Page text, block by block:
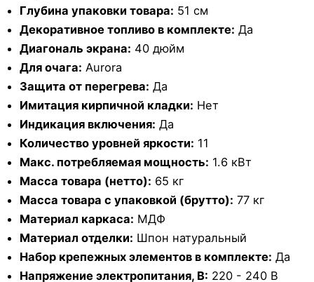
Глубина упаковки товара: 51 см
Декоративное топливо в комплекте: Да
Диагональ экрана: 40 дюйм
Для очага: Aurora
Защита от перегрева: Да
Имитация кирпичной кладки: Нет
Индикация включения: Да
Количество уровней яркости: 11
Макс. потребляемая мощность: 1.6 кВт
Масса товара (нетто): 65 кг
Масса товара с упаковкой (брутто): 77 кг
Материал каркаса: МДФ
Материал отделки: Шпон натуральный
Набор крепежных элементов в комплекте: Да
Напряжение электропитания, В: 220 - 240 В